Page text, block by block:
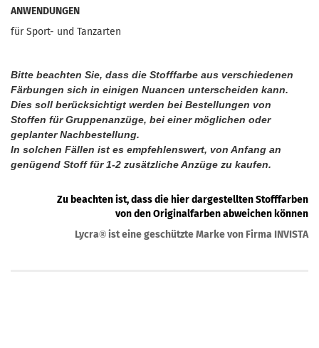
ANWENDUNGEN
für Sport- und Tanzarten
Bitte beachten Sie, dass die Stofffarbe aus verschiedenen
Färbungen sich in einigen Nuancen unterscheiden kann.
Dies soll berücksichtigt werden bei Bestellungen von
Stoffen für Gruppenanzüge, bei einer möglichen oder
geplanter Nachbestellung.
In solchen Fällen ist es empfehlenswert, von Anfang an
genügend Stoff für 1-2 zusätzliche Anzüge zu kaufen.
Zu beachten ist, dass die hier dargestellten Stofffarben
von den Originalfarben abweichen können
Lycra® ist eine geschützte Marke von Firma INVISTA